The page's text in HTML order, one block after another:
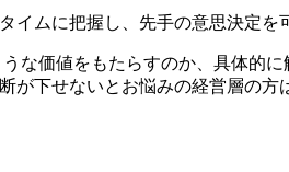
ムに把握し、先手の意思決定を
な価値をもたらすのか、具体的に
下せないとお悩みの経営層の方